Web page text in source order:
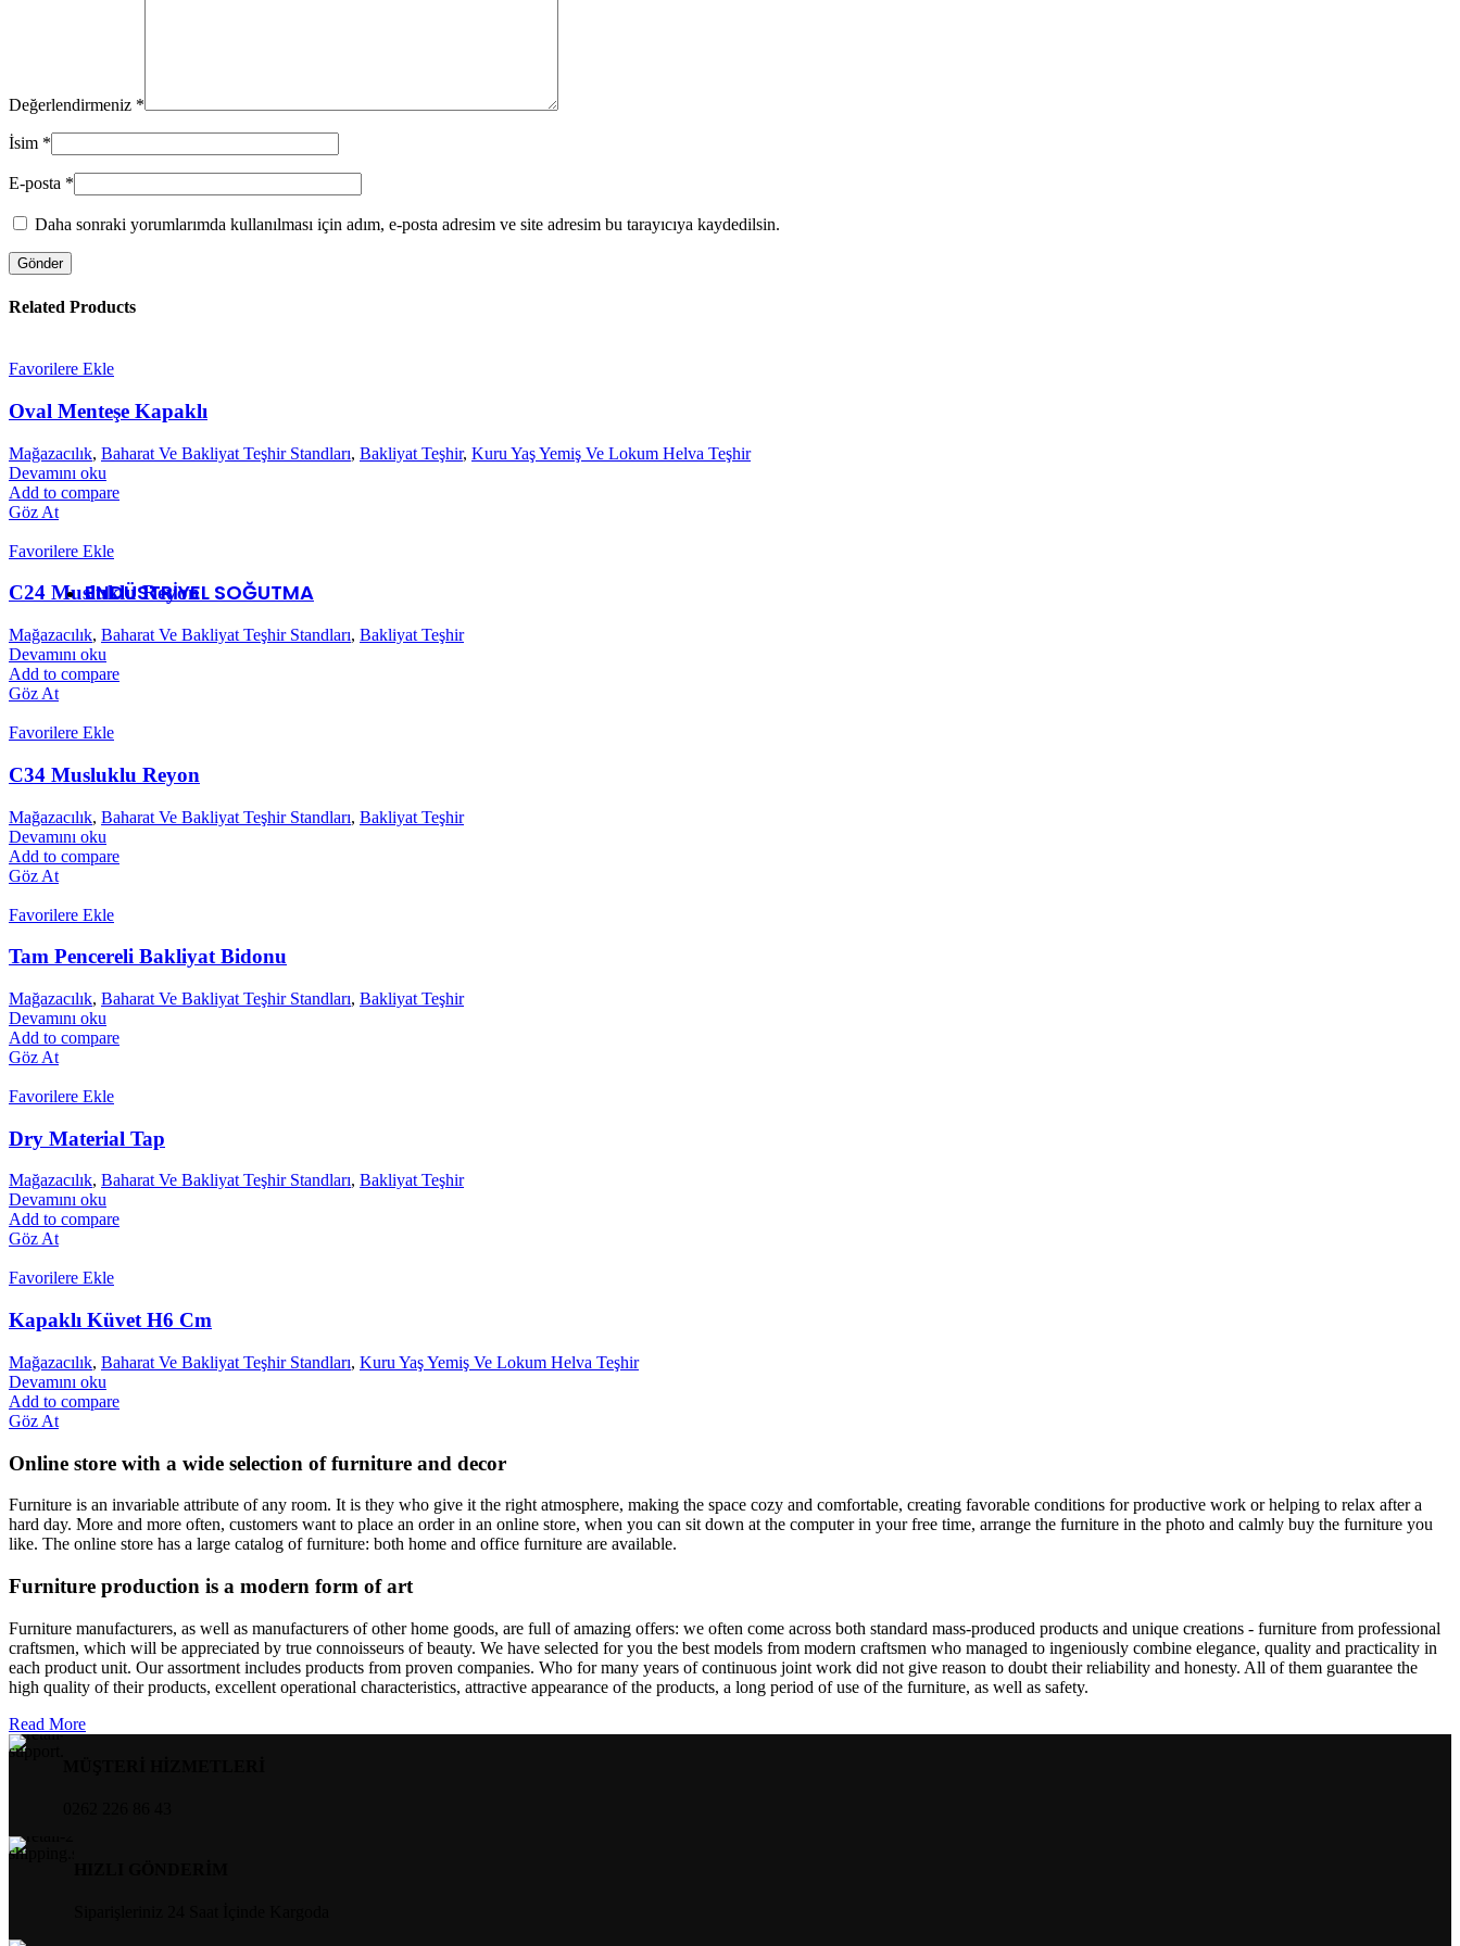
ÇELİK KASA
ENDÜSTRİYEL SOĞUTMA
Kombine Tip Dolaplar
Sütlük / Tam Boy Dikey Dolaplar
Değerlendirmeniz *
İsim *
E-posta *
Daha sonraki yorumlarımda kullanılması için adım, e-posta adresim ve site adresim bu tarayıcıya kaydedilsin.
Related Products
Favorilere Ekle
Oval Menteşe Kapaklı
Mağazacılık, Baharat Ve Bakliyat Teşhir Standları, Bakliyat Teşhir, Kuru Yaş Yemiş Ve Lokum Helva Teşhir
Devamını oku
Add to compare
Göz At
Favorilere Ekle
C24 Musluklu Reyon
Mağazacılık, Baharat Ve Bakliyat Teşhir Standları, Bakliyat Teşhir
Devamını oku
Add to compare
Göz At
Favorilere Ekle
C34 Musluklu Reyon
Mağazacılık, Baharat Ve Bakliyat Teşhir Standları, Bakliyat Teşhir
Devamını oku
Add to compare
Göz At
Favorilere Ekle
Tam Pencereli Bakliyat Bidonu
Mağazacılık, Baharat Ve Bakliyat Teşhir Standları, Bakliyat Teşhir
Devamını oku
Add to compare
Göz At
Favorilere Ekle
Dry Material Tap
Mağazacılık, Baharat Ve Bakliyat Teşhir Standları, Bakliyat Teşhir
Devamını oku
Add to compare
Göz At
Favorilere Ekle
Kapaklı Küvet H6 Cm
Mağazacılık, Baharat Ve Bakliyat Teşhir Standları, Kuru Yaş Yemiş Ve Lokum Helva Teşhir
Devamını oku
Add to compare
Göz At
Online store with a wide selection of furniture and decor
Furniture is an invariable attribute of any room. It is they who give it the right atmosphere, making the space cozy and comfortable, creating favorable conditions for productive work or helping to relax after a
hard day. More and more often, customers want to place an order in an online store, when you can sit down at the computer in your free time, arrange the furniture in the photo and calmly buy the furniture you
like. The online store has a large catalog of furniture: both home and office furniture are available.
Furniture production is a modern form of art
Furniture manufacturers, as well as manufacturers of other home goods, are full of amazing offers: we often come across both standard mass-produced products and unique creations - furniture from professional
craftsmen, which will be appreciated by true connoisseurs of beauty. We have selected for you the best models from modern craftsmen who managed to ingeniously combine elegance, quality and practicality in
each product unit. Our assortment includes products from proven companies. Who for many years of continuous joint work did not give reason to doubt their reliability and honesty. All of them guarantee the
high quality of their products, excellent operational characteristics, attractive appearance of the products, a long period of use of the furniture, as well as safety.
Read More